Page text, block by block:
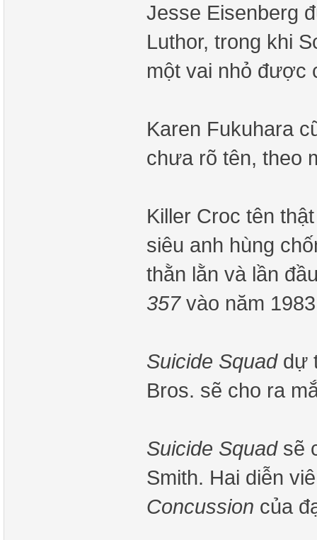
Jesse Eisenberg
Luthor, trong khi
một vai nhỏ được
Karen Fukuhara
chưa rõ tên, theo
Killer Croc tên
siêu anh hùng
thằn lằn và lần
357 vào năm
Suicide Squad dự
Bros. sẽ cho ra
Suicide Squad sẽ
Smith. Hai diễn
Concussion của